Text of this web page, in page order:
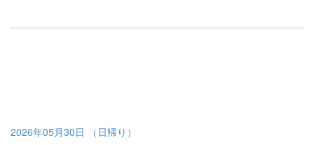
2026年05月30日 （日帰り）